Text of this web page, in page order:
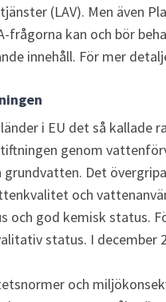
(LAV). Men även
frågorna kan och bör
innehåll. För mer
i EU det så
genom
Det
och
och god kemisk status.
status. I
och